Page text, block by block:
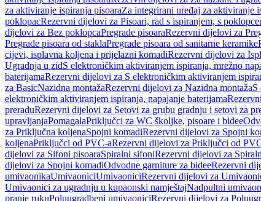
za aktiviranje ispiranja pisoaraZa integrirani uređaj za aktiviranje
poklopacRezervni dijelovi za Pisoari, rad s ispiranjem, s
dijelovi za Bez poklopcaPregrade pisoaraRezervni dijelovi za
Pregrade pisoara od staklaPregrade pisoara od sanitarne keramike
cijevi, isplavna koljena i prijelazni komadiRezervni dijelovi za
Ugradnja u zidS elektroničkim aktiviranjem ispiranja, mrežno
baterijamaRezervni dijelovi za S elektroničkim aktiviranjem
za BasicNazidna montažaRezervni dijelovi za Nazidna montažaS
elektroničkim aktiviranjem ispiranja, napajanje baterijama
preraduRezervni dijelovi za Setovi za grubu gradnju i setovi za
upravljanjaPomagalaPriključci za WC školjke, pisoare i bidee
za Priključna koljenaSpojni komadiRezervni dijelovi za Spojni
koljenaPriključci od PVC-aRezervni dijelovi za Priključci od
dijelovi za Sifoni pisoaraSpiralni sifoniRezervni dijelovi za
dijelovi za Spojni komadiOdvodne garniture za bideeRezervni
umivaonikaUmivaoniciUmivaoniciRezervni dijelovi za
Umivaonici za ugradnju u kupaonski namještajNadpultni
pranje rukuPoluugradbeni umivaoniciRezervni dijelovi za